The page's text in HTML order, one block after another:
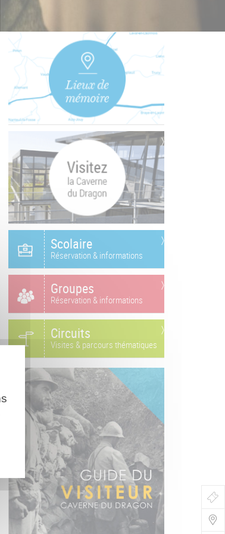
de
Scolaire
Réservation & informations
Groupes
Réservation & informations
Circuits
Visites & parcours thématiques